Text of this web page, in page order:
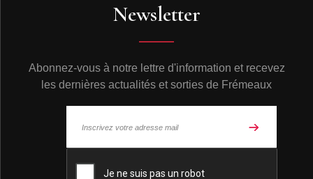
Newsletter
Abonnez-vous à notre lettre d'information et recevez
les dernières actualités et sorties de Frémeaux